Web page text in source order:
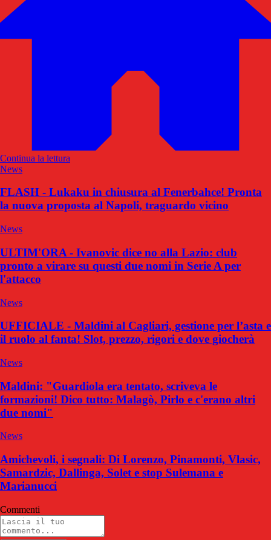
Continua la lettura
News
FLASH - Lukaku in chiusura al Fenerbahce! Pronta
la nuova proposta al Napoli, traguardo vicino
News
ULTIM'ORA - Ivanovic dice no alla Lazio: club
pronto a virare su questi due nomi in Serie A per
l'attacco
News
UFFICIALE - Maldini al Cagliari, gestione per l’asta e
il ruolo al fanta! Slot, prezzo, rigori e dove giocherà
News
Maldini: "Guardiola era tentato, scriveva le
formazioni! Dico tutto: Malagò, Pirlo e c'erano altri
due nomi"
News
Amichevoli, i segnali: Di Lorenzo, Pinamonti, Vlasic,
Samardzic, Dallinga, Solet e stop Sulemana e
Marianucci
Commenti